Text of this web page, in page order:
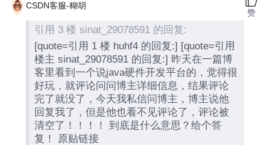
CSDN客服-糊胡
引用 3 楼 sinat_29078591 的回复:
[quote=引用 1 楼 huhf4 的回复:] [quote=引用
楼主 sinat_29078591 的回复:] 昨天在一篇博
客里看到一个说java硬件开发平台的，觉得很
好玩，就评论问问博主详细信息，结果评论
完了就没了，今天我私信问博主，博主说他
回复我了，但是他也看不见评论了，评论被
清空了！！！！ 到底是什么意思？给个答
复！ 原贴链接
赞